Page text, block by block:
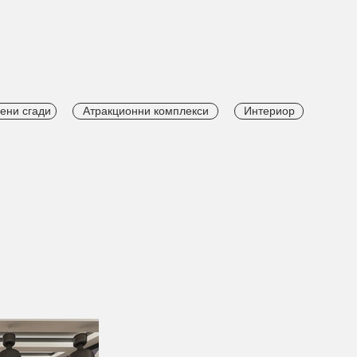
сгади Атракционни комплекси Интериор